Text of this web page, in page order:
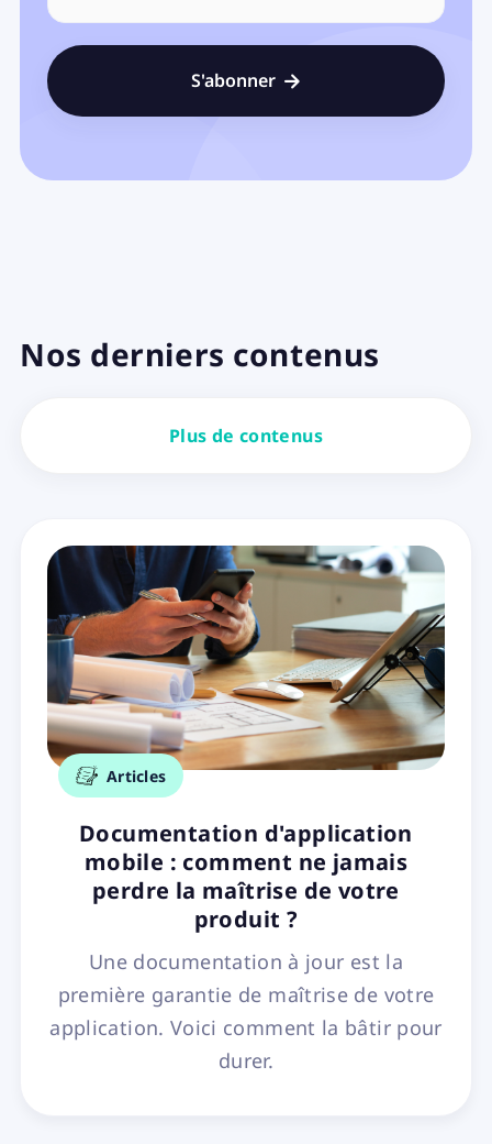

Nos derniers contenus
Plus de contenus
Articles
Documentation d'application
mobile : comment ne jamais
perdre la maîtrise de votre
produit ?
Une documentation à jour est la
première garantie de maîtrise de votre
application. Voici comment la bâtir pour
durer.